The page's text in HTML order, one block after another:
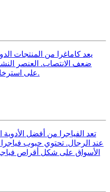
يعد كاماغرا من المنتجات
ضعف الانتصاب. العنصر
على استرخاء الأوعية الدموية في جسم الرجل.
تعد الفياجرا من أفضل
عند الرجال. تحتوي حبوب